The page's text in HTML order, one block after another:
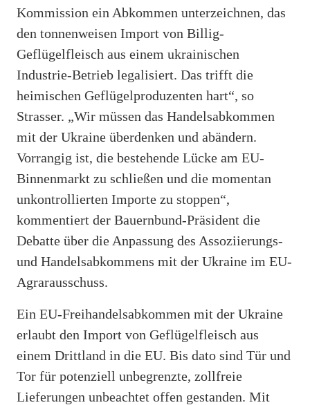
Kommission ein Abkommen unterzeichnen, das
den tonnenweisen Import von Billig-
Geflügelfleisch aus einem ukrainischen
Industrie-Betrieb legalisiert. Das trifft die
heimischen Geflügelproduzenten hart“, so
Strasser. „Wir müssen das Handelsabkommen
mit der Ukraine überdenken und abändern.
Vorrangig ist, die bestehende Lücke am EU-
Binnenmarkt zu schließen und die momentan
unkontrollierten Importe zu stoppen“,
kommentiert der Bauernbund-Präsident die
Debatte über die Anpassung des Assoziierungs-
und Handelsabkommens mit der Ukraine im EU-
Agrarausschuss.
Ein EU-Freihandelsabkommen mit der Ukraine
erlaubt den Import von Geflügelfleisch aus
einem Drittland in die EU. Bis dato sind Tür und
Tor für potenziell unbegrenzte, zollfreie
Lieferungen unbeachtet offen gestanden. Mit